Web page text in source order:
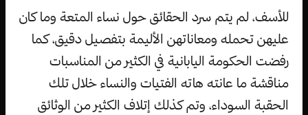
للأسف، لم يتم سرد الحقائق حول نساء المتعة وما كان
عليهن تحمله ومعاناتهن الأليمة بتفصيل دقيق، كما
رفضت الحكومة اليابانية في الكثير من المناسبات
مناقشة ما عانته هاته الفتيات والنساء خلال تلك
الحقبة السوداء، وتم كذلك إتلاف الكثير من الوثائق